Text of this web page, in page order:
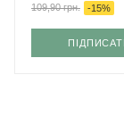
109,90грн. -15%